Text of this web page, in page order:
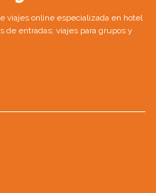
viajes online especializada en hotel
de entradas; viajes para grupos y